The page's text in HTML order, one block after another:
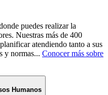
puedes realizar la
Nuestras más de 400
atendiendo tanto a sus
y normas... Conocer más sobre
Humanos